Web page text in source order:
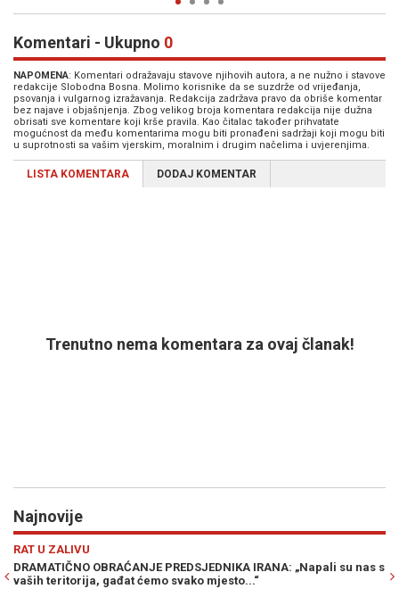
Komentari - Ukupno 0
NAPOMENA: Komentari odražavaju stavove njihovih autora, a ne nužno i stavove
redakcije Slobodna Bosna. Molimo korisnike da se suzdrže od vrijeđanja,
psovanja i vulgarnog izražavanja. Redakcija zadržava pravo da obriše komentar
bez najave i objašnjenja. Zbog velikog broja komentara redakcija nije dužna
obrisati sve komentare koji krše pravila. Kao čitalac također prihvatate
mogućnost da među komentarima mogu biti pronađeni sadržaji koji mogu biti
u suprotnosti sa vašim vjerskim, moralnim i drugim načelima i uvjerenjima.
LISTA KOMENTARA DODAJ KOMENTAR
Trenutno nema komentara za ovaj članak!
Najnovije
IRANA: „Napali su nas s
mjesto...“
UŽAS S DRUGE STRANE BH.
tijelo muškarca, uhapšena jedna